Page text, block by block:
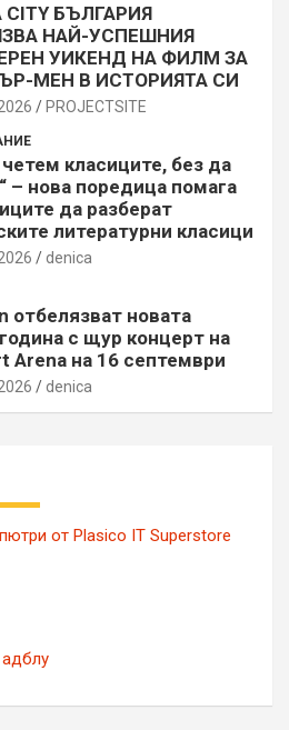
CITY БЪЛГАРИЯ
НАЙ-УСПЕШНИЯ
УИКЕНД НА ФИЛМ ЗА
МЕН В ИСТОРИЯТА СИ
PROJECTSITЕ
четем класиците, без да
– нова поредица помага
да разберат
литературни класици
denica
отбелязват новата
с щур концерт на
Arena на 16 септември
denica
от Plasico IT Superstore